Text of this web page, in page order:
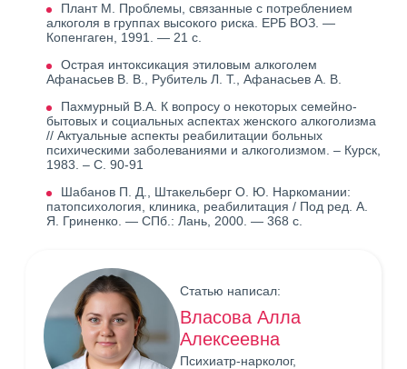
Плант М. Проблемы, связанные с потреблением
алкоголя в группах высокого риска. ЕРБ ВОЗ. —
Копенгаген, 1991. — 21 с.
Острая интоксикация этиловым алкоголем
Афанасьев В. В., Рубитель Л. Т., Афанасьев А. В.
Пахмурный В.А. К вопросу о некоторых семейно-
бытовых и социальных аспектах женского алкоголизма
// Актуальные аспекты реабилитации больных
психическими заболеваниями и алкоголизмом. – Курск,
1983. – С. 90-91
Шабанов П. Д., Штакельберг О. Ю. Наркомании:
патопсихология, клиника, реабилитация / Под ред. А.
Я. Гриненко. — СПб.: Лань, 2000. — 368 с.
Статью написал:
Власова Алла
Алексеевна
Психиатр-нарколог,